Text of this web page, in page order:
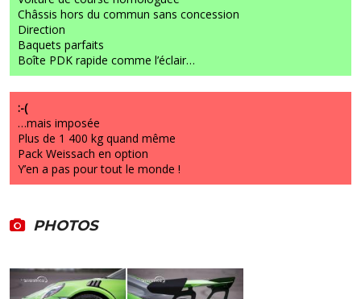
Châssis hors du commun sans concession
Direction
Baquets parfaits
Boîte PDK rapide comme l’éclair…
:-(
…mais imposée
Plus de 1 400 kg quand même
Pack Weissach en option
Y’en a pas pour tout le monde !
PHOTOS